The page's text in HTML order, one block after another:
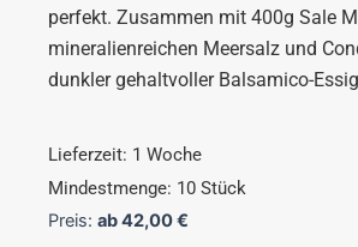
perfekt. Zusammen mit 400g Sale
mineralienreichen Meersalz und
dunkler gehaltvoller Balsamico-
Lieferzeit: 1 Woche
Mindestmenge: 10 Stück
Preis: ab42,00€